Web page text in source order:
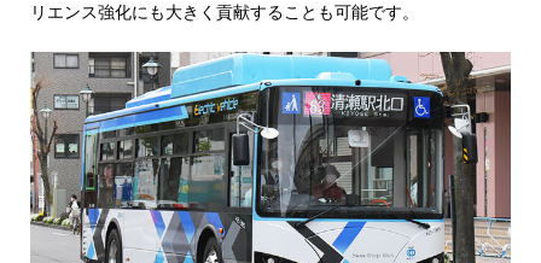
リエンス強化にも大きく貢献することも可能です。